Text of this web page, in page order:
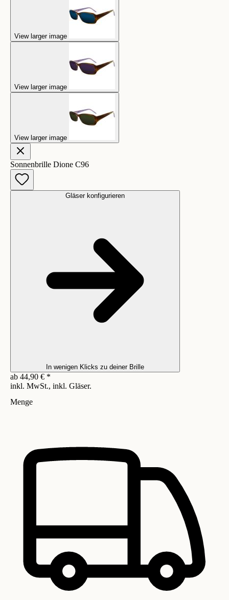
View larger image
View larger image
View larger image
Sonnenbrille Dione C96
Gläser konfigurieren
In wenigen Klicks zu deiner Brille
ab 44,90 € *
inkl. MwSt., inkl. Gläser.
Menge